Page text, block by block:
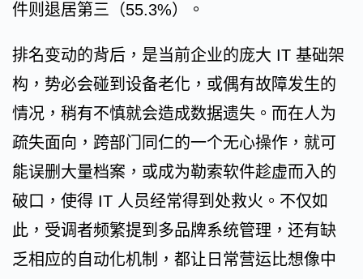
件则退居第三（55.3%）。
排名变动的背后，是当前企业的庞大 IT 基础架
构，势必会碰到设备老化，或偶有故障发生的
情况，稍有不慎就会造成数据遗失。而在人为
疏失面向，跨部门同仁的一个无心操作，就可
能误删大量档案，或成为勒索软件趁虚而入的
破口，使得 IT 人员经常得到处救火。不仅如
此，受调者频繁提到多品牌系统管理，还有缺
乏相应的自动化机制，都让日常营运比想像中